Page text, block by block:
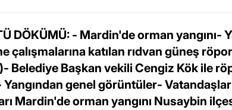
DÖKÜMÜ: - Mardin'de orman yangını-
çalışmalarına katılan rıdvan güneş
Belediye Başkan vekili Cengiz Kök ile
genel görüntüler-
Mardin'de orman yangını Nusaybin